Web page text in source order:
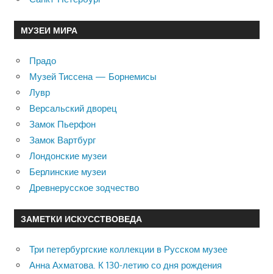
МУЗЕИ МИРА
Прадо
Музей Тиссена — Борнемисы
Лувр
Версальский дворец
Замок Пьерфон
Замок Вартбург
Лондонские музеи
Берлинские музеи
Древнерусское зодчество
ЗАМЕТКИ ИСКУССТВОВЕДА
Три петербургские коллекции в Русском музее
Анна Ахматова. К 130-летию со дня рождения